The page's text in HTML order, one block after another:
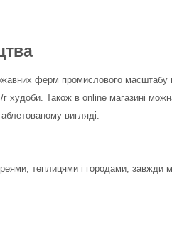
ферм промислового масштабу в
г худоби. Також в online магазині
вигляді.
теплицями і городами, завжди